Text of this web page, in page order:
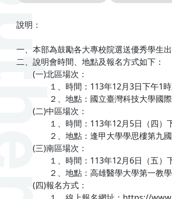
說明：
一、本部為鼓勵各大專校院選送優秀學生
二、說明會時間、地點及報名方式如下：
(一)北區場次：
１、時間：113年12月3日下午1時
２、地點：國立臺灣科技大學國際大
(二)中區場次：
１、時間：113年12月5日（四）下
２、地點：逢甲大學學思樓第九國
(三)南區場次：
１、時間：113年12月6日（五）下
２、地點：高雄醫學大學第一教學大
(四)報名方式：